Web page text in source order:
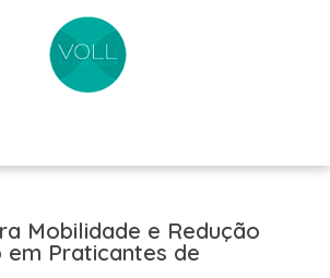
Mobilidade e Redução
em Praticantes de